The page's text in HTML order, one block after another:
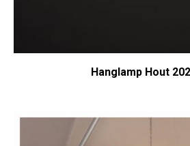
Hanglamp Hout